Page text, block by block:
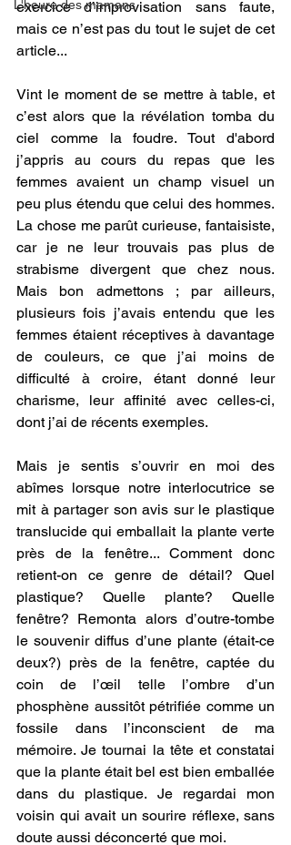
L'heure des mamans
exercice d’improvisation sans faute,
mais ce n’est pas du tout le sujet de cet
article...
Vint le moment de se mettre à table, et
c’est alors que la révélation tomba du
ciel comme la foudre. Tout d'abord
j’appris au cours du repas que les
femmes avaient un champ visuel un
peu plus étendu que celui des hommes.
La chose me parût curieuse, fantaisiste,
car je ne leur trouvais pas plus de
strabisme divergent que chez nous.
Mais bon admettons ; par ailleurs,
plusieurs fois j’avais entendu que les
femmes étaient réceptives à davantage
de couleurs, ce que j’ai moins de
difficulté à croire, étant donné leur
charisme, leur affinité avec celles-ci,
dont j’ai de récents exemples.
Mais je sentis s’ouvrir en moi des
abîmes lorsque notre interlocutrice se
mit à partager son avis sur le plastique
translucide qui emballait la plante verte
près de la fenêtre... Comment donc
retient-on ce genre de détail? Quel
plastique? Quelle plante? Quelle
fenêtre? Remonta alors d’outre-tombe
le souvenir diffus d’une plante (était-ce
deux?) près de la fenêtre, captée du
coin de l’œil telle l’ombre d’un
phosphène aussitôt pétrifiée comme un
fossile dans l’inconscient de ma
mémoire. Je tournai la tête et constatai
que la plante était bel est bien emballée
dans du plastique. Je regardai mon
voisin qui avait un sourire réflexe, sans
doute aussi déconcerté que moi.